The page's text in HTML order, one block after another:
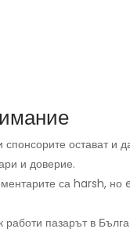
остават и
и доверие.
са harsh,
пазарът в